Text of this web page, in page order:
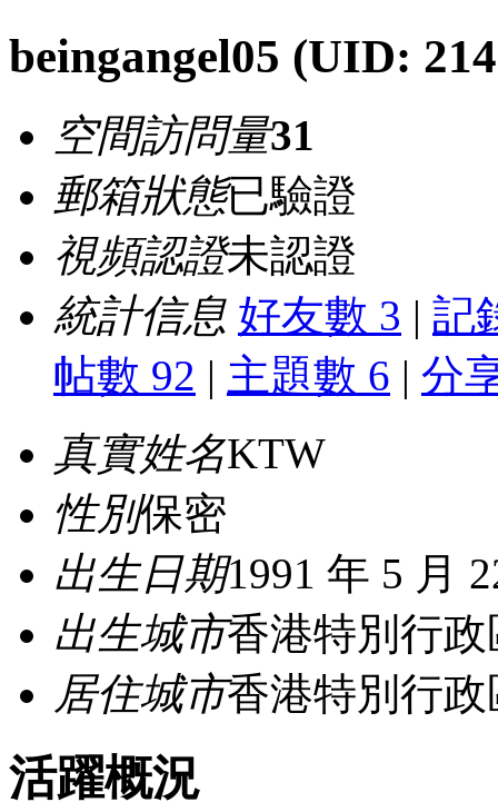
beingangel05 (UID:
空間訪問量31
郵箱狀態已驗證
視頻認證未認證
統計信息 好友數 3 | 記
帖數 92 | 主題數 6 | 分
真實姓名KTW
性別保密
出生日期1991 年 5 月
出生城市香港特別行
居住城市香港特別行
活躍概況